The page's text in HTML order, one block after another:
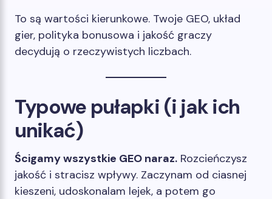
To są wartości kierunkowe. Twoje GEO, układ
gier, polityka bonusowa i jakość graczy
decydują o rzeczywistych liczbach.
Typowe pułapki (i jak ich
unikać)
Ścigamy wszystkie GEO naraz. Rozcieńczysz
jakość i stracisz wpływy. Zaczynam od ciasnej
kieszeni, udoskonalam lejek, a potem go